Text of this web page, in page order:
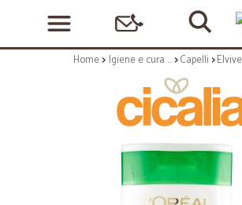
Home Igiene e cura personale Capelli